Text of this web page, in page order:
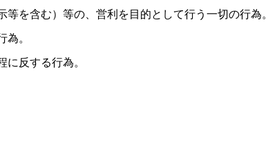
を含む）等の、営利を目的として行う一切の行為。
為。
反する行為。